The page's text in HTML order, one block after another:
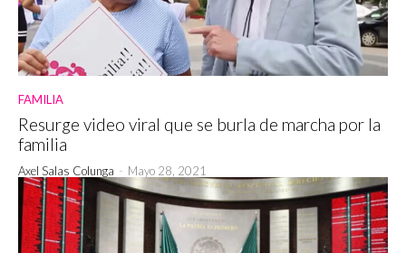
FAMILIA
Resurge video viral que se burla de marcha por la
familia
Axel Salas Colunga - Mayo 28, 2021